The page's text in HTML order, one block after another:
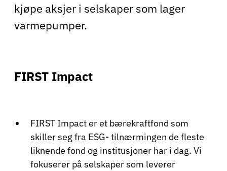
kjøpe aksjer i selskaper som lager
varmepumper.
FIRST Impact
FIRST Impact er et bærekraftfond som
skiller seg fra ESG- tilnærmingen de fleste
liknende fond og institusjoner har i dag. Vi
fokuserer på selskaper som leverer